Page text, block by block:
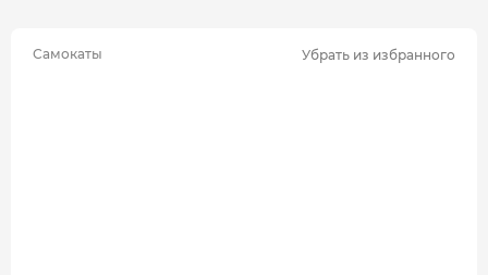
Самокаты Убрать из избранного